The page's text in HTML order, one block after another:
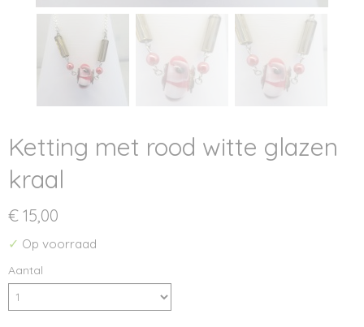
Ketting met rood witte glazen
kraal
€ 15,00
✓ Op voorraad
Aantal